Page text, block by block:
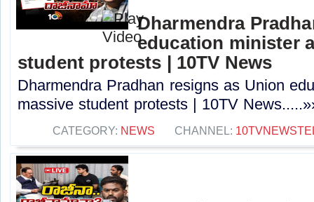
Dharmendra
education minister
student protests | 10TV News
Dharmendra Pradhan resigns as Union
massive student protests | 10TV
CATEGORY: NEWS CHANNEL: